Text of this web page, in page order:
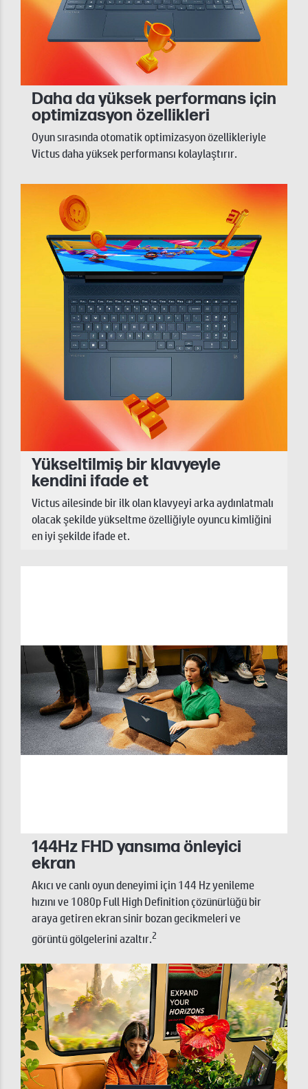
Daha da yüksek performans için
optimizasyon özellikleri
Oyun sırasında otomatik optimizasyon özellikleriyle
Victus daha yüksek performansı kolaylaştırır.
Yükseltilmiş bir klavyeyle
kendini ifade et
Victus ailesinde bir ilk olan klavyeyi arka aydınlatmalı
olacak şekilde yükseltme özelliğiyle oyuncu kimliğini
en iyi şekilde ifade et.
144Hz FHD yansıma önleyici
ekran
Akıcı ve canlı oyun deneyimi için 144 Hz yenileme
hızını ve 1080p Full High Definition çözünürlüğü bir
araya getiren ekran sinir bozan gecikmeleri ve
görüntü gölgelerini azaltır.2